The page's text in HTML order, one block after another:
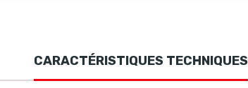
CARACTÉRISTIQUES TECHNIQUES